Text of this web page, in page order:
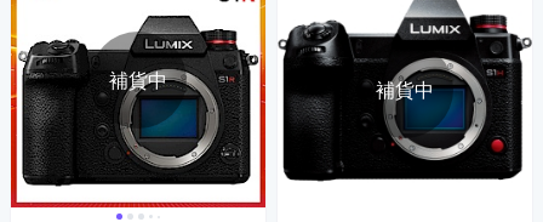
補貨中 補貨中